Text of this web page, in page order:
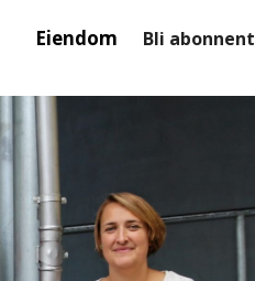
Eiendom Bli abonnent